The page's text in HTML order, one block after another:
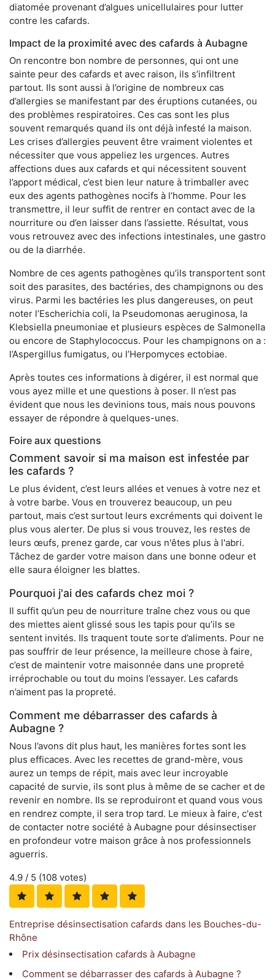
diatomée provenant d’algues unicellulaires pour lutter
contre les cafards.
Impact de la proximité avec des cafards à Aubagne
On rencontre bon nombre de personnes, qui ont une
sainte peur des cafards et avec raison, ils s’infiltrent
partout. Ils sont aussi à l’origine de nombreux cas
d’allergies se manifestant par des éruptions cutanées, ou
des problèmes respiratoires. Ces cas sont les plus
souvent remarqués quand ils ont déjà infesté la maison.
Les crises d’allergies peuvent être vraiment violentes et
nécessiter que vous appeliez les urgences. Autres
affections dues aux cafards et qui nécessitent souvent
l’apport médical, c’est bien leur nature à trimballer avec
eux des agents pathogènes nocifs à l’homme. Pour les
transmettre, il leur suffit de rentrer en contact avec de la
nourriture ou d’en laisser dans l’assiette. Résultat, vous
vous retrouvez avec des infections intestinales, une gastro
ou de la diarrhée.
Nombre de ces agents pathogènes qu’ils transportent sont
soit des parasites, des bactéries, des champignons ou des
virus. Parmi les bactéries les plus dangereuses, on peut
noter l’Escherichia coli, la Pseudomonas aeruginosa, la
Klebsiella pneumoniae et plusieurs espèces de Salmonella
ou encore de Staphylococcus. Pour les champignons on a :
l’Aspergillus fumigatus, ou l’Herpomyces ectobiae.
Après toutes ces informations à digérer, il est normal que
vous ayez mille et une questions à poser. Il n’est pas
évident que nous les devinions tous, mais nous pouvons
essayer de répondre à quelques-unes.
Foire aux questions
Comment savoir si ma maison est infestée par
les cafards ?
Le plus évident, c’est leurs allées et venues à votre nez et
à votre barbe. Vous en trouverez beaucoup, un peu
partout, mais c’est surtout leurs excréments qui doivent le
plus vous alerter. De plus si vous trouvez, les restes de
leurs œufs, prenez garde, car vous n'êtes plus à l'abri.
Tâchez de garder votre maison dans une bonne odeur et
elle saura éloigner les blattes.
Pourquoi j'ai des cafards chez moi ?
Il suffit qu’un peu de nourriture traîne chez vous ou que
des miettes aient glissé sous les tapis pour qu’ils se
sentent invités. Ils traquent toute sorte d’aliments. Pour ne
pas souffrir de leur présence, la meilleure chose à faire,
c’est de maintenir votre maisonnée dans une propreté
irréprochable ou tout du moins l’essayer. Les cafards
n’aiment pas la propreté.
Comment me débarrasser des cafards à
Aubagne ?
Nous l’avons dit plus haut, les manières fortes sont les
plus efficaces. Avec les recettes de grand-mère, vous
aurez un temps de répit, mais avec leur incroyable
capacité de survie, ils sont plus à même de se cacher et de
revenir en nombre. Ils se reproduiront et quand vous vous
en rendrez compte, il sera trop tard. Le mieux à faire, c'est
de contacter notre société à Aubagne pour désinsectiser
en profondeur votre maison grâce à nos professionnels
aguerris.
4.9 / 5 (108 votes)
Entreprise désinsectisation cafards dans les Bouches-du-
Rhône
Prix désinsectisation cafards à Aubagne
Comment se débarrasser des cafards à Aubagne ?